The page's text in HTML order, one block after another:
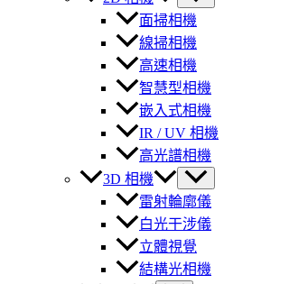
面掃相機
線掃相機
高速相機
智慧型相機
嵌入式相機
IR / UV 相機
高光譜相機
3D 相機
雷射輪廓儀
白光干涉儀
立體視覺
結構光相機